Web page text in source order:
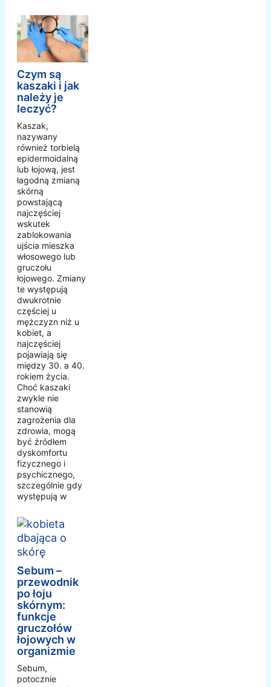
Czym są
kaszaki i jak
należy je
leczyć?
Kaszak,
nazywany
również torbielą
epidermoidalną
lub łojową, jest
łagodną zmianą
skórną
powstającą
najczęściej
wskutek
zablokowania
ujścia mieszka
włosowego lub
gruczołu
łojowego. Zmiany
te występują
dwukrotnie
częściej u
mężczyzn niż u
kobiet, a
najczęściej
pojawiają się
między 30. a 40.
rokiem życia.
Choć kaszaki
zwykle nie
stanowią
zagrożenia dla
zdrowia, mogą
być źródłem
dyskomfortu
fizycznego i
psychicznego,
szczególnie gdy
występują w
Sebum –
przewodnik
po łoju
skórnym:
funkcje
gruczołów
łojowych w
organizmie
Sebum,
potocznie